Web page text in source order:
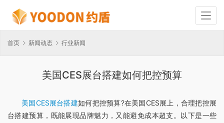
首页 新闻动态 行业新闻
美国CES展台搭建如何把控预算
美国CES展台搭建如何把控预算?在美国CES展上，合理把控展
台搭建预算，既能展现品牌魅力，又能避免成本超支。以下是一些